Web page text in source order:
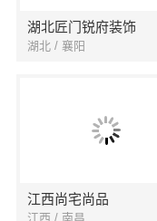
湖北匠门锐府装饰
湖北 / 襄阳
江西尚宅尚品
江西 / 南昌